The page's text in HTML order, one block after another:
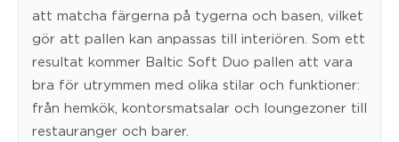
att matcha färgerna på tygerna och basen, vilket
gör att pallen kan anpassas till interiören. Som ett
resultat kommer Baltic Soft Duo pallen att vara
bra för utrymmen med olika stilar och funktioner:
från hemkök, kontorsmatsalar och loungezoner till
restauranger och barer.